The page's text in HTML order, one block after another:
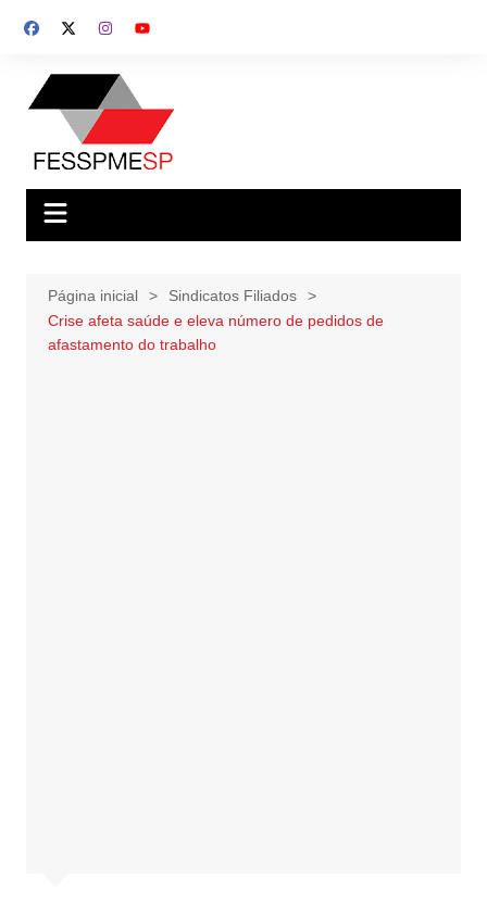
para
conteúdo
Página inicial
Sindicatos Filiados
Crise afeta saúde e eleva número de pedidos de
afastamento do trabalho